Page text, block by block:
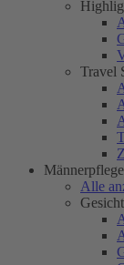
Travel
Männerpflege
Alle